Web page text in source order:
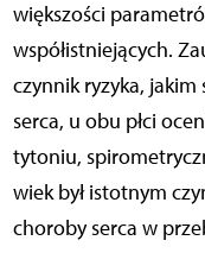
większości
współistniejących.
czynnik ryzyka, jakim
serca, u obu płci
tytoniu,
wiek był istotnym
choroby serca w